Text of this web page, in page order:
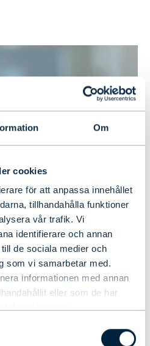
Om
cookies
för att anpassa innehållet
tillhandahålla funktioner
vår trafik. Vi
identifierare och annan
de sociala medier och
som vi samarbetar med.
informationen med annan
eller som de har
Evli-Fondbolag Ab